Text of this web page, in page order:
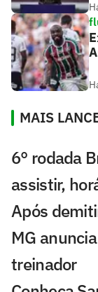
MAIS
6° rodada
assistir,
Após
MG
treinador